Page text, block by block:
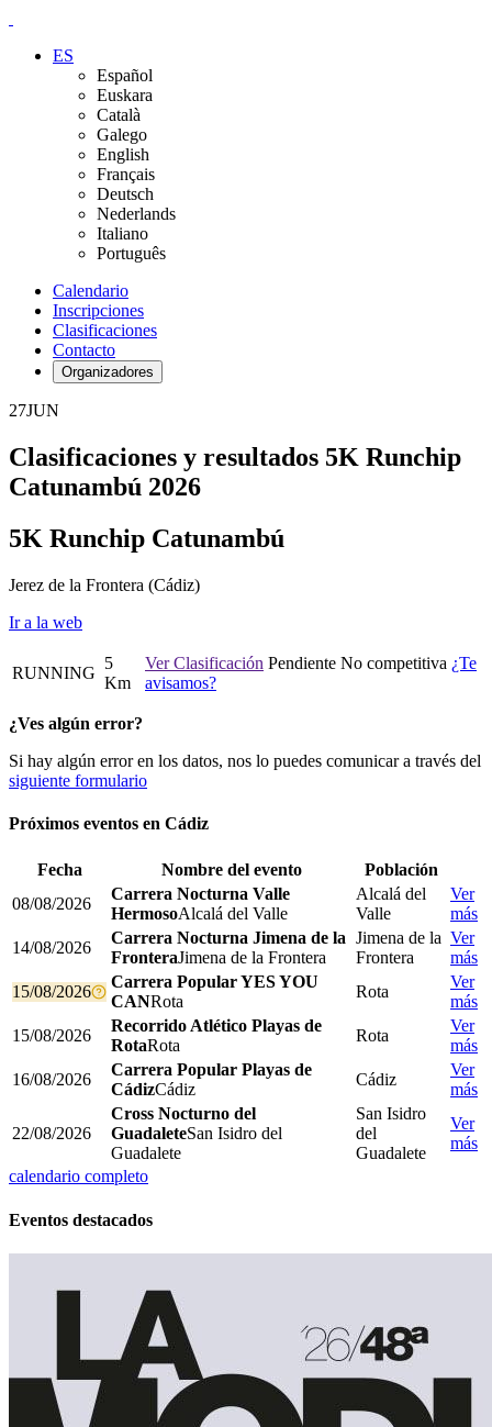
ES
Español
Euskara
Català
Galego
English
Français
Deutsch
Nederlands
Italiano
Português
Calendario
Inscripciones
Clasificaciones
Contacto
Organizadores
27JUN
Clasificaciones y resultados 5K Runchip
Catunambú 2026
5K Runchip Catunambú
Jerez de la Frontera (Cádiz)
Ir a la web
RUNNING
5
Km
Ver Clasificación Pendiente No competitiva ¿Te
avisamos?
¿Ves algún error?
Si hay algún error en los datos, nos lo puedes comunicar a través del
siguiente formulario
Próximos eventos en Cádiz
Fecha Nombre del evento
Población
08/08/2026
Carrera Nocturna Valle
HermosoAlcalá del Valle
Alcalá del
Valle
Ver
más
14/08/2026
Carrera Nocturna Jimena de la
FronteraJimena de la Frontera
Jimena de la
Frontera
Ver
más
15/08/2026
Carrera Popular YES YOU
CANRota
Rota
Ver
más
15/08/2026
Recorrido Atlético Playas de
RotaRota
Rota
Ver
más
16/08/2026
Carrera Popular Playas de
CádizCádiz
Cádiz
Ver
más
22/08/2026
Cross Nocturno del
GuadaleteSan Isidro del
Guadalete
San Isidro
del
Guadalete
Ver
más
calendario completo
Eventos destacados